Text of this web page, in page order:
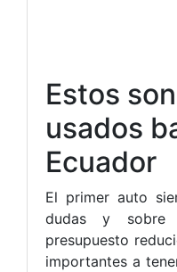
Estos
usados
Ecuador
El primer auto
dudas y
presupuesto
importantes a